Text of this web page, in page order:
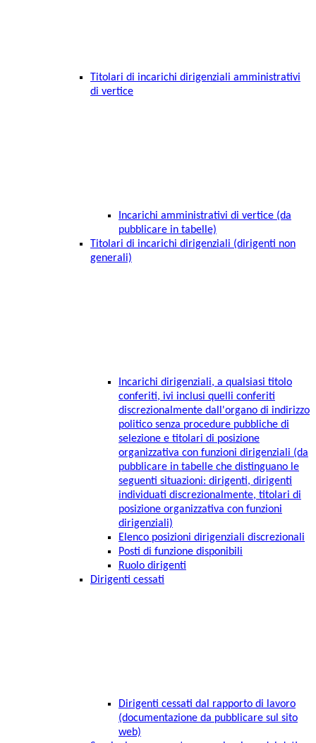
Titolari di incarichi dirigenziali amministrativi
di vertice
Incarichi amministrativi di vertice (da
pubblicare in tabelle)
Titolari di incarichi dirigenziali (dirigenti non
generali)
Incarichi dirigenziali, a qualsiasi titolo
conferiti, ivi inclusi quelli conferiti
discrezionalmente dall'organo di indirizzo
politico senza procedure pubbliche di
selezione e titolari di posizione
organizzativa con funzioni dirigenziali (da
pubblicare in tabelle che distinguano le
seguenti situazioni: dirigenti, dirigenti
individuati discrezionalmente, titolari di
posizione organizzativa con funzioni
dirigenziali)
Elenco posizioni dirigenziali discrezionali
Posti di funzione disponibili
Ruolo dirigenti
Dirigenti cessati
Dirigenti cessati dal rapporto di lavoro
(documentazione da pubblicare sul sito
web)